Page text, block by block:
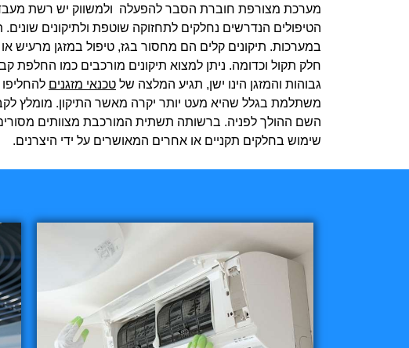
מערכת מצורפת חוברת הסבר להפעלה ולמשווק יש רשת
הטיפולים הנדרשים נחלקים לתחזוקה שוטפת ולתיקונים שונים.
במערכות. תיקונים קלים הם מחסור בגז, טיפול במזגן מרעיש
חלק תקול וכדומה. ניתן למצוא תיקונים מורכבים כמו החלפת
גבוהות והמזגן הינו ישן, תגיע המלצה של טכנאי מזגנים
משתלמת בגלל שהיא מעט יותר יקרה מאשר התיקון. מומלץ
השם ההולך לפניה. ברשותה תשתית המורכבת מצוותים מסורים.
שימוש בחלקים תקניים או אחרים המאושרים על ידי היצרנים.